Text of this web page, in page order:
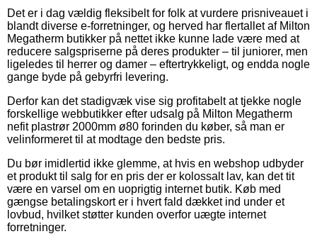
Det er i dag vældig fleksibelt for folk at vurdere prisniveauet i
blandt diverse e-forretninger, og herved har flertallet af Milton
Megatherm butikker på nettet ikke kunne lade være med at
reducere salgspriserne på deres produkter – til juniorer, men
ligeledes til herrer og damer – eftertrykkeligt, og endda nogle
gange byde på gebyrfri levering.
Derfor kan det stadigvæk vise sig profitabelt at tjekke nogle
forskellige webbutikker efter udsalg på Milton Megatherm
nefit plastrør 2000mm ø80 forinden du køber, så man er
velinformeret til at modtage den bedste pris.
Du bør imidlertid ikke glemme, at hvis en webshop udbyder
et produkt til salg for en pris der er kolossalt lav, kan det tit
være en varsel om en uoprigtig internet butik. Køb med
gængse betalingskort er i hvert fald dækket ind under et
lovbud, hvilket støtter kunden overfor uægte internet
forretninger.